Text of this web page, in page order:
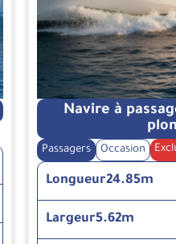
Navire à
Passagers Occasion
Longueur24.85m
Largeur5.62m